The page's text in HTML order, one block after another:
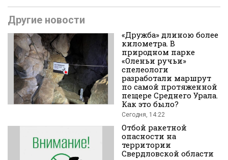
Поделиться
во
Другие новости
«Дружба» длиною более
километра. В
природном парке
«Оленьи ручьи»
спелеологи
разработали маршрут
по самой протяженной
пещере Среднего Урала.
Как это было?
Сегодня, 14:22
Отбой ракетной
опасности на
территории
Свердловской области